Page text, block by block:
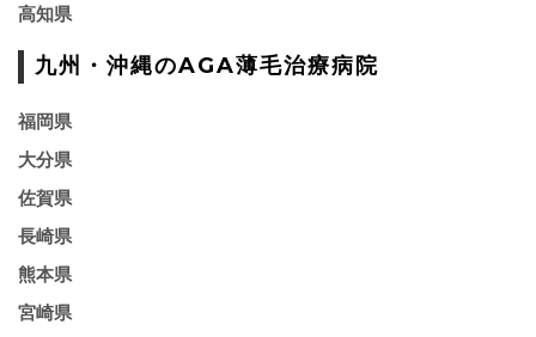
高知県
九州・沖縄のAGA薄毛治療病院
福岡県
大分県
佐賀県
長崎県
熊本県
宮崎県